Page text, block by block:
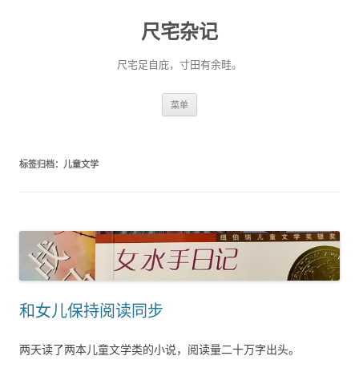
尺宅杂记
尺宅足自庇，寸田有余畦。
菜单
标签归档： 儿童文学
和女儿保持阅读同步
两天读了两本儿童文学类的小说，阅读量二十万字出头。